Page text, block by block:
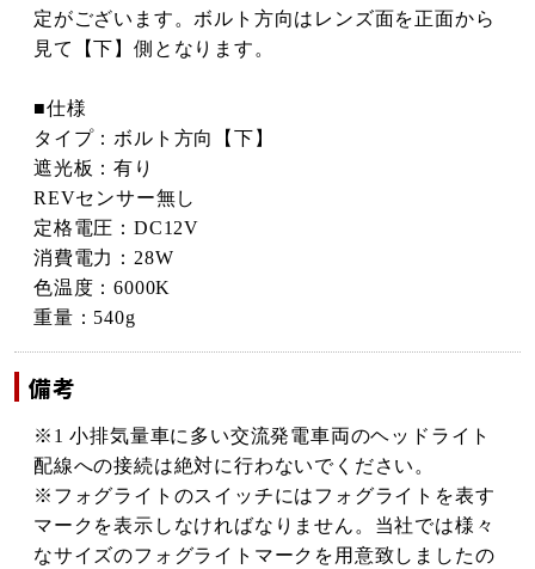
定がございます。ボルト方向はレンズ面を正面から
見て【下】側となります。
■仕様
タイプ：ボルト方向【下】
遮光板：有り
REVセンサー無し
定格電圧：DC12V
消費電力：28W
色温度：6000K
重量：540g
備考
※1 小排気量車に多い交流発電車両のヘッドライト
配線への接続は絶対に行わないでください。
※フォグライトのスイッチにはフォグライトを表す
マークを表示しなければなりません。当社では様々
なサイズのフォグライトマークを用意致しましたの